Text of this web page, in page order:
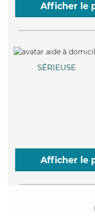
Afficher le
SÉRIEUSE
Afficher le